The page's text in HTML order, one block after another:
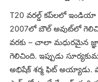
T20 వరల్డ్ కప్‌లలో
2007లో బౌల్ అవుట్‌లో
వరకు – చాలా మధురమైన
గెలిచింది. ఇప్పుడు
అభిషేక్ శర్మ ఫిట్ అయ్యాడు.